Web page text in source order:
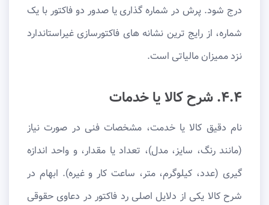
درج شود. پرش در شماره گذاری یا صدور دو فاکتور با یک
شماره، از رایج ترین نشانه های فاکتورسازی غیراستاندارد
نزد ممیزان مالیاتی است.
۴.۴. شرح کالا یا خدمات
نام دقیق کالا یا خدمت، مشخصات فنی در صورت نیاز
(مانند رنگ، سایز، مدل)، تعداد یا مقدار، و واحد اندازه
گیری (عدد، کیلوگرم، متر، ساعت کار و غیره). ابهام در
شرح کالا یکی از دلایل اصلی رد فاکتور در دعاوی حقوقی